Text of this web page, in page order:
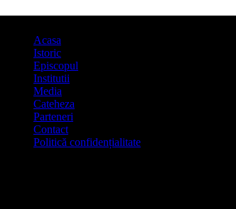
Acasa
Istoric
Episcopul
Institutii
Media
Cateheza
Parteneri
Contact
Politică confidențialitate